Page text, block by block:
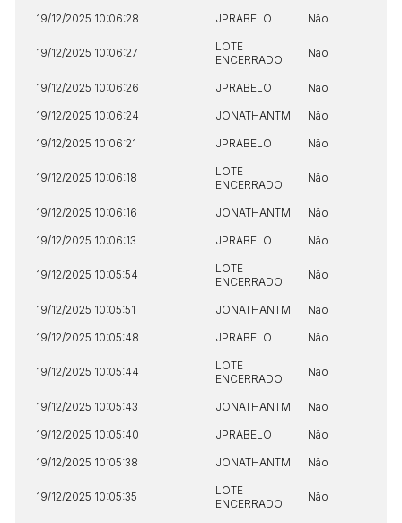
19/12/2025 10:06:28 JPRABELO Não
19/12/2025 10:06:27
LOTE
ENCERRADO
Não
19/12/2025 10:06:26 JPRABELO Não
19/12/2025 10:06:24 JONATHANTM Não
19/12/2025 10:06:21 JPRABELO Não
19/12/2025 10:06:18
LOTE
ENCERRADO
Não
19/12/2025 10:06:16 JONATHANTM Não
19/12/2025 10:06:13 JPRABELO Não
19/12/2025 10:05:54
LOTE
ENCERRADO
Não
19/12/2025 10:05:51 JONATHANTM Não
19/12/2025 10:05:48 JPRABELO Não
19/12/2025 10:05:44
LOTE
ENCERRADO
Não
19/12/2025 10:05:43 JONATHANTM Não
19/12/2025 10:05:40 JPRABELO Não
19/12/2025 10:05:38 JONATHANTM Não
19/12/2025 10:05:35
LOTE
ENCERRADO
Não